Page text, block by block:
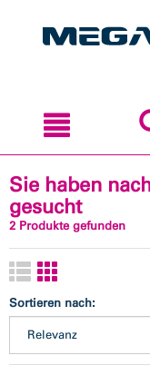
Sie haben
gesucht
2 Produkte gefunden
Sortieren nach: